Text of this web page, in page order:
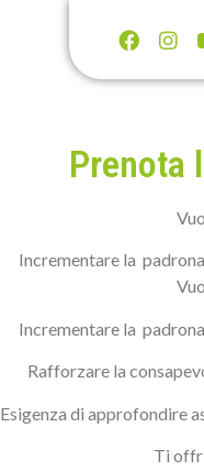
Prenota
Incrementare la
Incrementare la
Rafforzare la
Esigenza di approfondire
Ti